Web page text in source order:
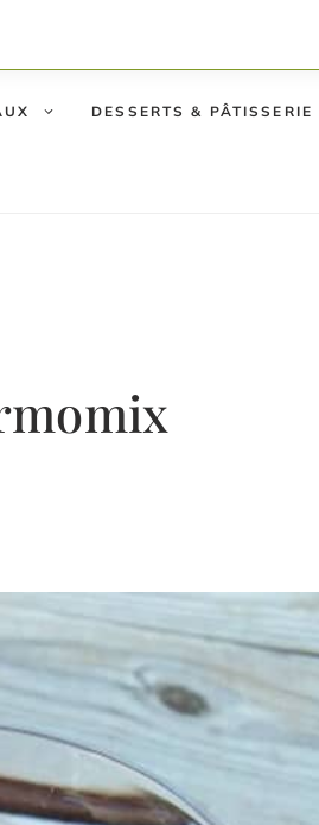
DESSERTS & PÂTISSERIE